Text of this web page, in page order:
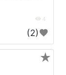
4
(2)
★